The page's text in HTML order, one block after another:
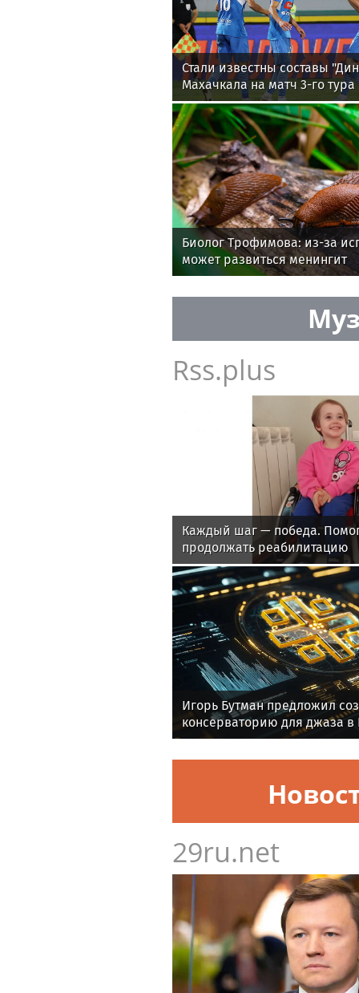
Стали известны составы
Махачкала на матч 3-го
Биолог Трофимова: из-за
может развиться менингит
Rss.plus
Каждый шаг — победа.
продолжать реабилитацию
Игорь Бутман предложил
консерваторию для джаза в
29ru.net